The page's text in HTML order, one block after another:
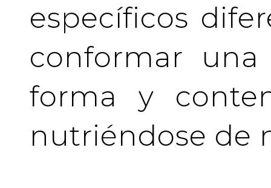
específicos
conformar
forma y
nutriéndose de